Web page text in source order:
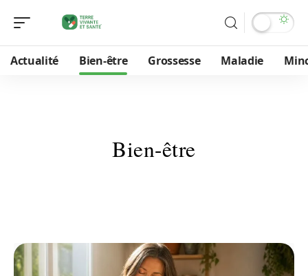
Actualité Bien-être Grossesse Maladie
Bien-être